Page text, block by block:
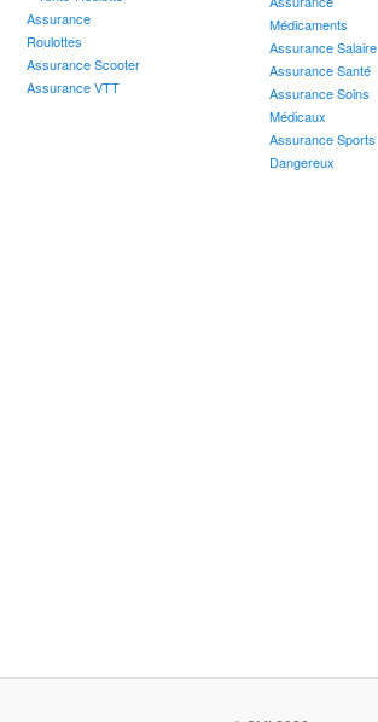
Assurance
Roulottes
Assurance Scooter
Assurance VTT
Médicaments
Assurance Salaire
Assurance Santé
Assurance Soins
Médicaux
Assurance Sports
Dangereux